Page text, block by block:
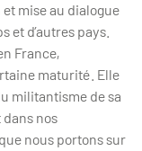
mise au dialogue
et d’autres pays.
France,
maturité. Elle
militantisme de sa
nos
nous portons sur